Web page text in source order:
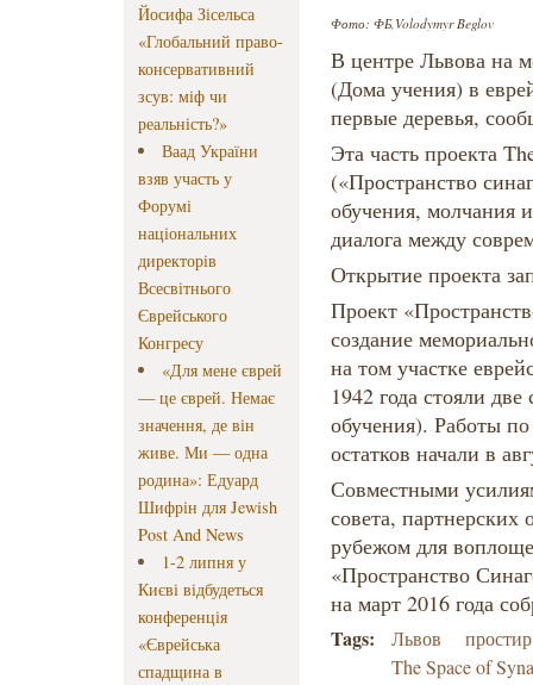
Йосифа Зісельса
«Глобальний право-
консервативний
зсув: міф чи
реальність?»
Ваад України
взяв участь у
Форумі
національних
директорів
Всесвітнього
Єврейського
Конгресу
«Для мене єврей
— це єврей. Немає
значення, де він
живе. Ми — одна
родина»: Едуард
Шифрін для Jewish
Post And News
1-2 липня у
Києві відбудеться
конференція
«Єврейська
спадщина в
Фото: ФБ,Volodymyr Beglov
В центре Львова на
(Дома учения) в
первые деревья,
Эта часть проекта
(«Пространство
обучения, молчания
диалога между
Открытие проекта
Проект
создание
на том участке
1942 года стояли
обучения). Работы
остатков начали в
Совместными
совета, партнерских
рубежом для
«Пространство
на март 2016 года
Tags: Львов
The Space of